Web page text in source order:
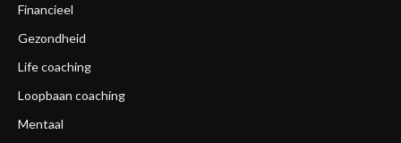
Financieel
Gezondheid
Life coaching
Loopbaan coaching
Mentaal